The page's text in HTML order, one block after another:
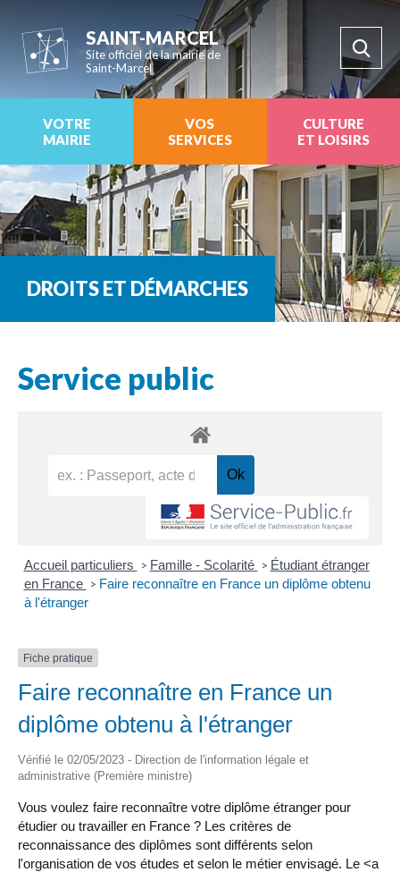
SAINT-MARCEL
Site officiel de la mairie de
Saint-Marcel
VOTRE
MAIRIE
VOS
SERVICES
CULTURE
ET LOISIRS
DROITS ET DÉMARCHES
Service public
Accueil particuliers > Famille - Scolarité > Étudiant étranger
en France > Faire reconnaître en France un diplôme obtenu
à l'étranger
Fiche pratique
Faire reconnaître en France un
diplôme obtenu à l'étranger
Vérifié le 02/05/2023 - Direction de l'information légale et
administrative (Première ministre)
Vous voulez faire reconnaître votre diplôme étranger pour
étudier ou travailler en France ? Les critères de
reconnaissance des diplômes sont différents selon
l'organisation de vos études et selon le métier envisagé. Le <a